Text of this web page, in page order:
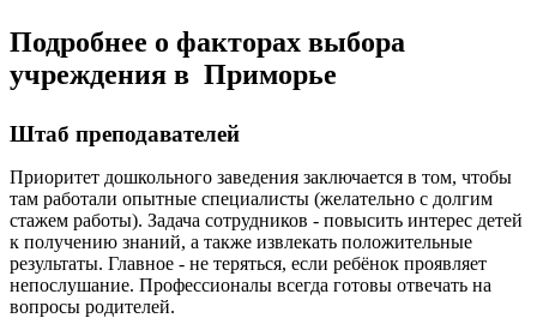
Подробнее о факторах выбора
учреждения в Приморье
Штаб преподавателей
Приоритет дошкольного заведения заключается в том, чтобы
там работали опытные специалисты (желательно с долгим
стажем работы). Задача сотрудников - повысить интерес детей
к получению знаний, а также извлекать положительные
результаты. Главное - не теряться, если ребёнок проявляет
непослушание. Профессионалы всегда готовы отвечать на
вопросы родителей.